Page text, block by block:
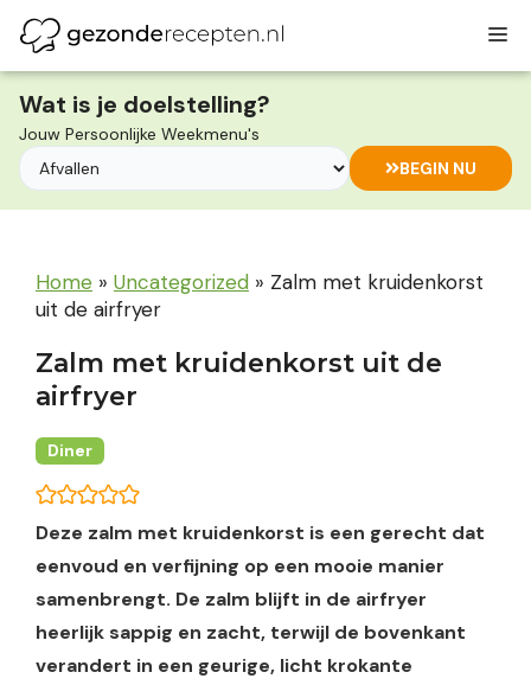
naar
de
inhoud
Wat is je doelstelling?
Jouw Persoonlijke Weekmenu's
BEGIN NU
Home » Uncategorized » Zalm met kruidenkorst
uit de airfryer
Zalm met kruidenkorst uit de
airfryer
Diner
Deze zalm met kruidenkorst is een gerecht dat
eenvoud en verfijning op een mooie manier
samenbrengt. De zalm blijft in de airfryer
heerlijk sappig en zacht, terwijl de bovenkant
verandert in een geurige, licht krokante